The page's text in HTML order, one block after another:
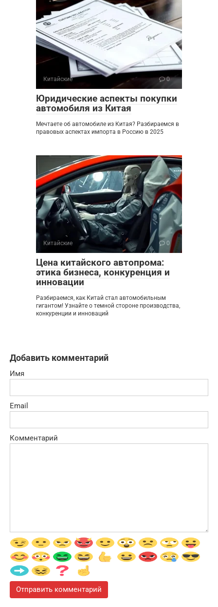
Китайские 0
Юридические аспекты покупки
автомобиля из Китая
Мечтаете об автомобиле из Китая? Разбираемся в
правовых аспектах импорта в Россию в 2025
Китайские 0
Цена китайского автопрома:
этика бизнеса, конкуренция и
инновации
Разбираемся, как Китай стал автомобильным
гигантом! Узнайте о темной стороне производства,
конкуренции и инноваций
Добавить комментарий
Имя
Email
Комментарий